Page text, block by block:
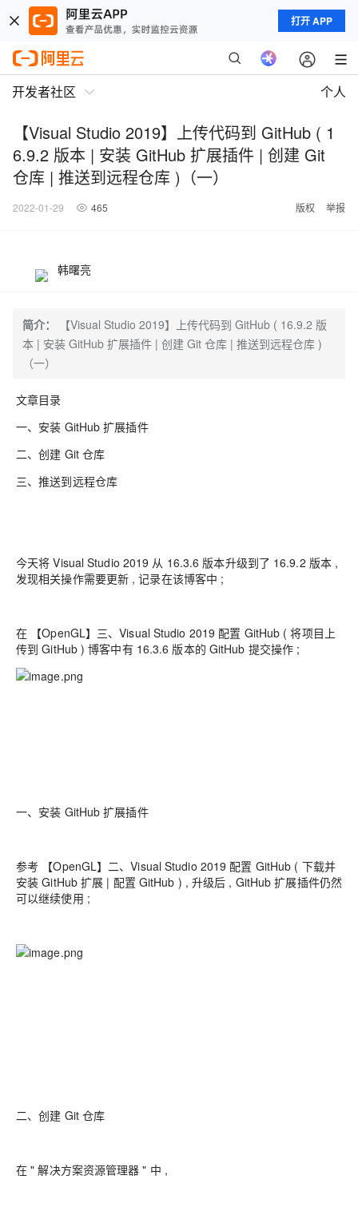
打开 APP
开发者社区 个人
【Visual Studio 2019】上传代码到 GitHub ( 1
6.9.2 版本 | 安装 GitHub 扩展插件 | 创建 Git
仓库 | 推送到远程仓库 )（一）
2022-01-29 465 版权 举报
韩曙亮
简介：
【Visual Studio 2019】上传代码到 GitHub ( 16.9.2 版
本 | 安装 GitHub 扩展插件 | 创建 Git 仓库 | 推送到远程仓库 )
（一）
文章目录
一、安装 GitHub 扩展插件
二、创建 Git 仓库
三、推送到远程仓库
今天将 Visual Studio 2019 从 16.3.6 版本升级到了 16.9.2 版本 ,
发现相关操作需要更新 , 记录在该博客中 ;
在 【OpenGL】三、Visual Studio 2019 配置 GitHub ( 将项目上
传到 GitHub ) 博客中有 16.3.6 版本的 GitHub 提交操作 ;
一、安装 GitHub 扩展插件
参考 【OpenGL】二、Visual Studio 2019 配置 GitHub ( 下载并
安装 GitHub 扩展 | 配置 GitHub ) , 升级后 , GitHub 扩展插件仍然
可以继续使用 ;
二、创建 Git 仓库
在 " 解决方案资源管理器 " 中 ,